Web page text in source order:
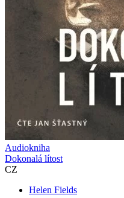
Audiokniha
Dokonalá lítost
CZ
Helen Fields